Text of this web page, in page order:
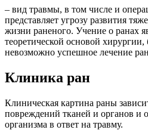
– вид травмы, в том числе и
представляет угрозу развития
жизни раненого. Учение о ранах
теоретической основой хирургии,
невозможно успешное лечение
Клиника ран
Клиническая картина раны
повреждений тканей и органов и
организма в ответ на травму.